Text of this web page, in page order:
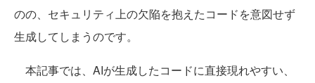
のの、セキュリティ上の欠陥を抱えたコードを意図せず
生成してしまうのです。
本記事では、AIが生成したコードに直接現れやすい、